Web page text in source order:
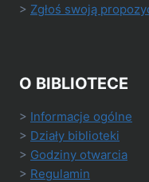
> Zgłoś swoją
O BIBLIOTECE
> Informacje ogólne
> Działy biblioteki
> Godziny otwarcia
> Regulamin